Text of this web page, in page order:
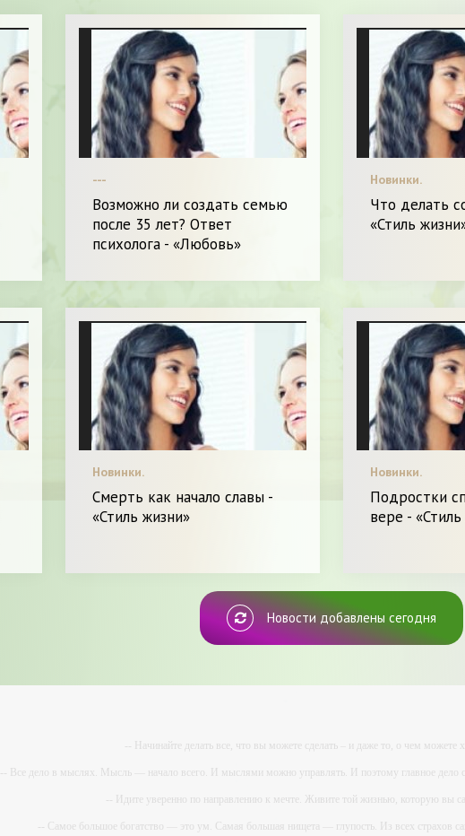
---
Возможно ли создать семью
после 35 лет? Ответ
психолога - «Любовь»
Новинки.
Что делать
«Стиль
Новинки.
Смерть как начало славы -
«Стиль жизни»
Новинки.
Подростки
вере -
Новости добавлены сегодня
-- Начинайте делать все, что вы можете сделать – и даже то, о чем можете
-- Все дело в мыслях. Мысль — начало всего. И мыслями можно управлять. И поэтому главное дело
-- Идите уверенно по направлению к мечте. Живите той жизнью, которую вы
-- Самое большое богатство — это ум. Самая большая нищета — глупость. Из всех страхов